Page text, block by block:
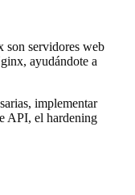
son servidores web
ayudándote a
implementar
API, el hardening